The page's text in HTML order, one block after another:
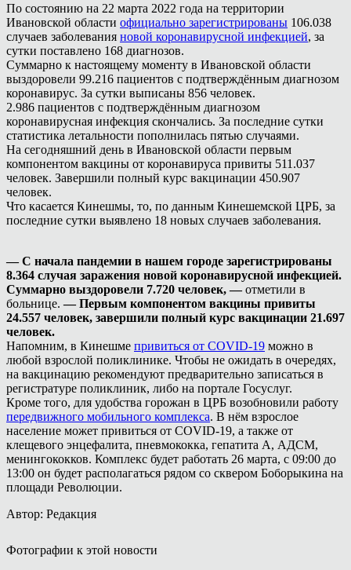
По состоянию на 22 марта 2022 года на территории
Ивановской области официально зарегистрированы 106.038
случаев заболевания новой коронавирусной инфекцией, за
сутки поставлено 168 диагнозов.
Суммарно к настоящему моменту в Ивановской области
выздоровели 99.216 пациентов с подтверждённым диагнозом
коронавирус. За сутки выписаны 856 человек.
2.986 пациентов с подтверждённым диагнозом
коронавирусная инфекция скончались. За последние сутки
статистика летальности пополнилась пятью случаями.
На сегодняшний день в Ивановской области первым
компонентом вакцины от коронавируса привиты 511.037
человек. Завершили полный курс вакцинации 450.907
человек.
Что касается Кинешмы, то, по данным Кинешемской ЦРБ, за
последние сутки выявлено 18 новых случаев заболевания.
— С начала пандемии в нашем городе зарегистрированы
8.364 случая заражения новой коронавирусной инфекцией.
Суммарно выздоровели 7.720 человек, —отметили в
больнице.— Первым компонентом вакцины привиты
24.557 человек, завершили полный курс вакцинации 21.697
человек.
Напомним, в Кинешме привиться от COVID-19 можно в
любой взрослой поликлинике. Чтобы не ожидать в очередях,
на вакцинацию рекомендуют предварительно записаться в
регистратуре поликлиник, либо на портале Госуслуг.
Кроме того, для удобства горожан в ЦРБ возобновили работу
передвижного мобильного комплекса. В нём взрослое
население может привиться от COVID-19, а также от
клещевого энцефалита, пневмококка, гепатита А, АДСМ,
менингококков. Комплекс будет работать 26 марта, с 09:00 до
13:00 он будет располагаться рядом со сквером Боборыкина на
площади Революции.
Автор: Редакция
Фотографии к этой новости